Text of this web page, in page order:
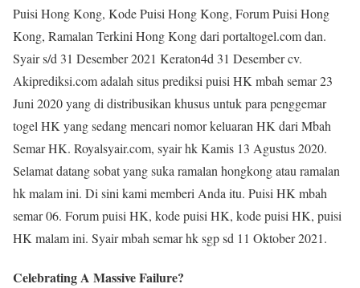
Puisi Hong Kong, Kode Puisi Hong Kong, Forum Puisi Hong
Kong, Ramalan Terkini Hong Kong dari portaltogel.com dan.
Syair s/d 31 Desember 2021 Keraton4d 31 Desember cv.
Akiprediksi.com adalah situs prediksi puisi HK mbah semar 23
Juni 2020 yang di distribusikan khusus untuk para penggemar
togel HK yang sedang mencari nomor keluaran HK dari Mbah
Semar HK. Royalsyair.com, syair hk Kamis 13 Agustus 2020.
Selamat datang sobat yang suka ramalan hongkong atau ramalan
hk malam ini. Di sini kami memberi Anda itu. Puisi HK mbah
semar 06. Forum puisi HK, kode puisi HK, kode puisi HK, puisi
HK malam ini. Syair mbah semar hk sgp sd 11 Oktober 2021.
Celebrating A Massive Failure?